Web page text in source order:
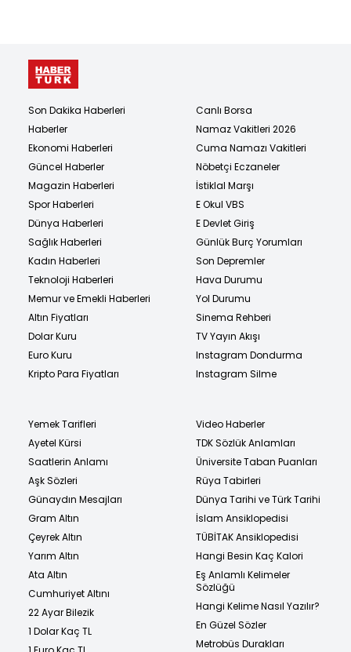
Son Dakika Haberleri
Haberler
Ekonomi Haberleri
Güncel Haberler
Magazin Haberleri
Spor Haberleri
Dünya Haberleri
Sağlık Haberleri
Kadın Haberleri
Teknoloji Haberleri
Memur ve Emekli Haberleri
Altın Fiyatları
Dolar Kuru
Euro Kuru
Kripto Para Fiyatları
Canlı Borsa
Namaz Vakitleri 2026
Cuma Namazı Vakitleri
Nöbetçi Eczaneler
İstiklal Marşı
E Okul VBS
E Devlet Giriş
Günlük Burç Yorumları
Son Depremler
Hava Durumu
Yol Durumu
Sinema Rehberi
TV Yayın Akışı
Instagram Dondurma
Instagram Silme
Yemek Tarifleri
Ayetel Kürsi
Saatlerin Anlamı
Aşk Sözleri
Günaydın Mesajları
Gram Altın
Çeyrek Altın
Yarım Altın
Ata Altın
Cumhuriyet Altını
22 Ayar Bilezik
1 Dolar Kaç TL
Video Haberler
TDK Sözlük Anlamları
Üniversite Taban Puanları
Rüya Tabirleri
Dünya Tarihi ve Türk Tarihi
İslam Ansiklopedisi
TÜBİTAK Ansiklopedisi
Hangi Besin Kaç Kalori
Eş Anlamlı Kelimeler
Sözlüğü
Hangi Kelime Nasıl Yazılır?
En Güzel Sözler
Metrobüs Durakları